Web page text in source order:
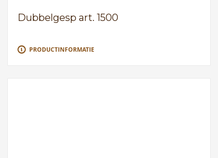
Dubbelgesp art. 1500
PRODUCTINFORMATIE